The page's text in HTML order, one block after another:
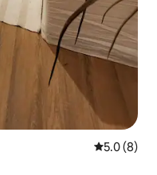
5.0 (8)